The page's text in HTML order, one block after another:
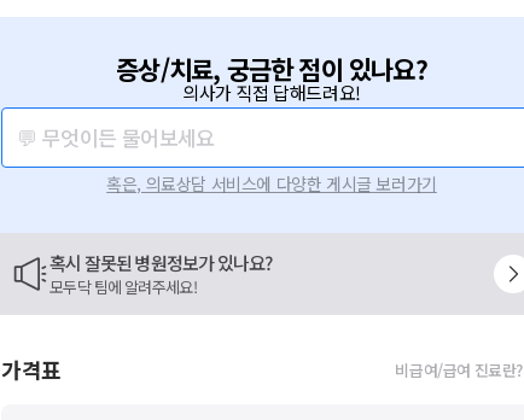
증상/치료, 궁금한 점이 있나요?
의사가 직접 답해드려요!
💬 무엇이든 물어보세요
혹은, 의료상담 서비스에 다양한 게시글 보러가기
혹시 잘못된 병원정보가 있나요?
모두닥 팀에 알려주세요!
가격표 비급여/급여 진료란?